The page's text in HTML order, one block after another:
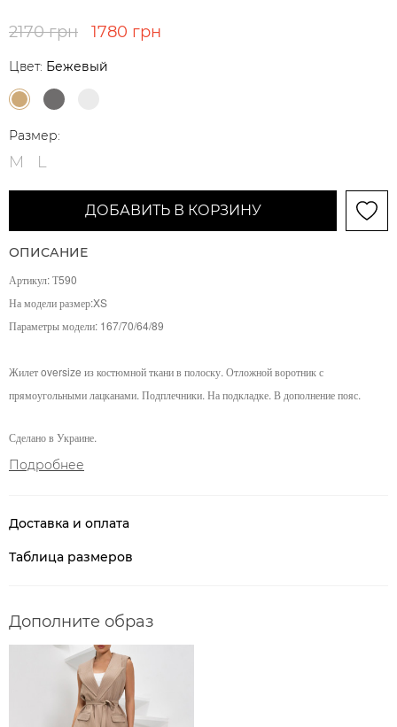
2170 грн 1780 грн
Цвет: Бежевый
Размер:
M L
ДОБАВИТЬ В КОРЗИНУ
ОПИСАНИЕ
Артикул: Т590
На модели размер:XS
Параметры модели: 167/70/64/89
Жилет oversize из костюмной ткани в полоску. Отложной воротник с
прямоугольными лацканами. Подплечники. На подкладке. В дополнение пояс.
Сделано в Украине.
Подробнее
Доставка и оплата
Таблица размеров
Дополните образ